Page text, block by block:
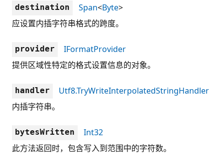
destination Span<Byte>
应设置内插字符串格式的跨度。
provider
IFormatProvider
提供区域性特定的格式设置信息的对象。
handler
Utf8.TryWriteInterpolatedStringHandler
内插字符串。
bytesWritten
Int32
此方法返回时，包含写入到范围中的字符数。